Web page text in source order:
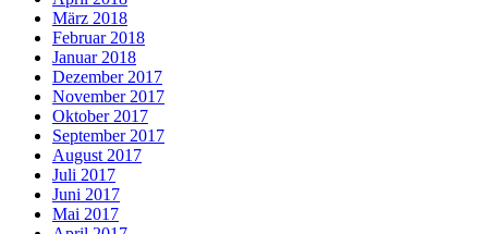
März 2018
Februar 2018
Januar 2018
Dezember 2017
November 2017
Oktober 2017
September 2017
August 2017
Juli 2017
Juni 2017
Mai 2017